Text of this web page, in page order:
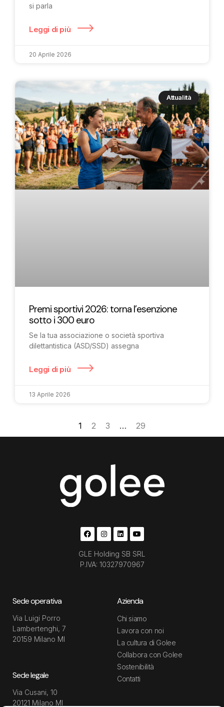
si parla
Leggi di più
20 Aprile 2026
Attualità
Premi sportivi 2026: torna l’esenzione
sotto i 300 euro
Se la tua associazione o società sportiva
dilettantistica (ASD/SSD) assegna
Leggi di più
13 Aprile 2026
1 2 3 … 29
GLE Holding SB SRL
P.IVA: 10327970967
Sede operativa
Via Luigi Porro
Lambertenghi, 7
20159 Milano MI
Sede legale
Via Cusani, 10
20121 Milano MI
Azienda
Chi siamo
Lavora con noi
La cultura di Golee
Collabora con Golee
Sostenibilità
Contatti